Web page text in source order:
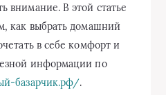
внимание. В этой статье
как выбрать домашний
в себе комфорт и
информации по
базарчик.рф/.